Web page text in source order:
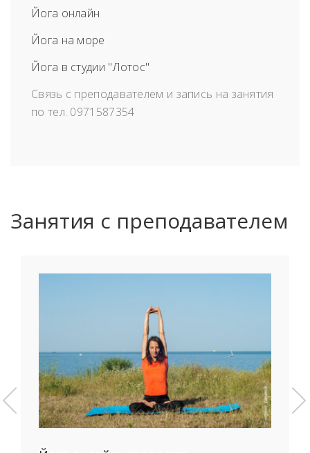
Йога онлайн
Йога на море
Йога в студии "Лотос"
Связь с преподавателем и запись на занятия
по тел. 0971587354
Занятия с преподавателем